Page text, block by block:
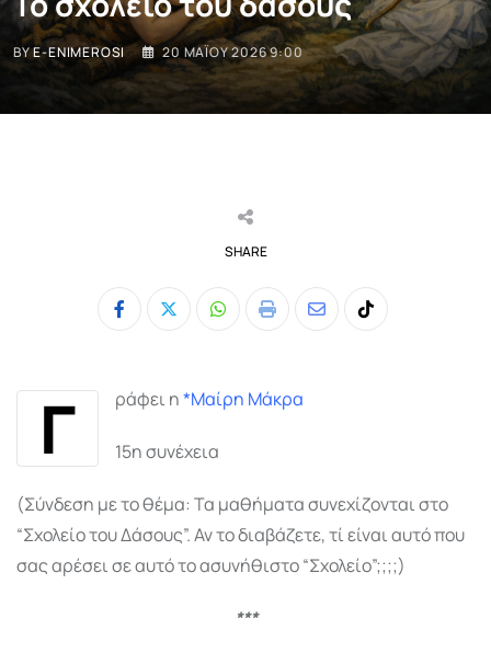
BYE-ENIMEROSI 20 ΜΑΪ́ΟΥ 2026 9:00
SHARE
Whatsapp
Print
ShareTiktok
Γ ράφει η*Μαίρη Μάκρα
15η συνέχεια
(Σύνδεση με το θέμα: Τα μαθήματα συνεχίζονται στο
“Σχολείο του Δάσους”. Αν το διαβάζετε, τί είναι αυτό που
σας αρέσει σε αυτό το ασυνήθιστο “Σχολείο”;;;;)
***